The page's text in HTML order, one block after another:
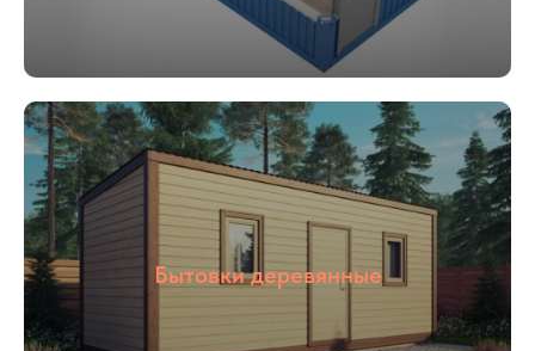
Бытовки деревянные
05
Цены от
производителя
Наша компания ООО «БОКС МОДУЛЬ»
основана в 2018 году. Мы специализируемся
на строительстве быстровозводимым зданий
«под ключ», для разного назначения: офис